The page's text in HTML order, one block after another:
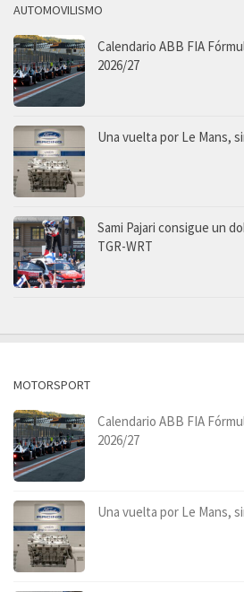
AUTOMOVILISMO
Calendario ABB FIA
2026/27
Una vuelta por Le Mans,
Sami Pajari consigue un
TGR-WRT
MOTORSPORT
Calendario ABB FIA
2026/27
Una vuelta por Le Mans,